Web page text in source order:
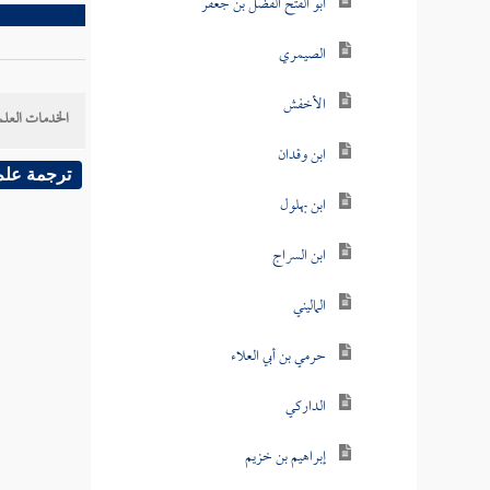
الصيمري
الأخفش
ابن وقدان
ابن بهلول
ابن السراج
الماليني
حرمي بن أبي العلاء
الداركي
إبراهيم بن خزيم
الخدمات
ترجمة